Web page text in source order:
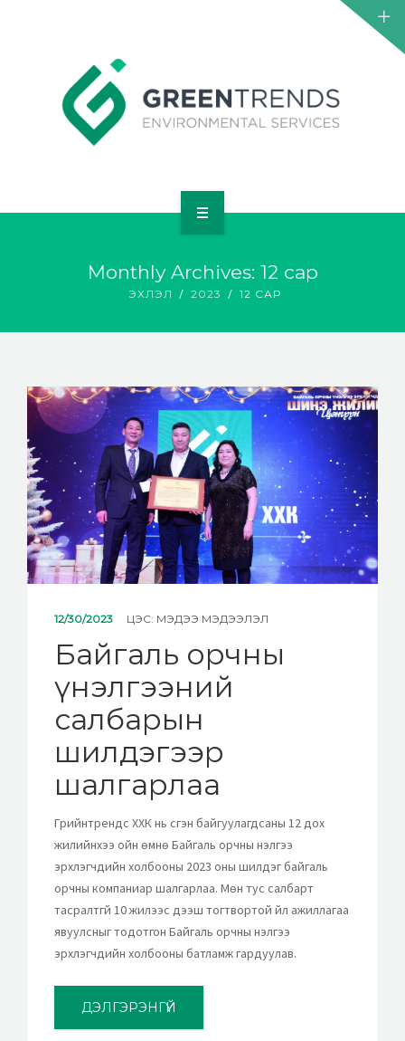
ТАНИЛЦУУЛГА
МЭДЭЭ
ХОЛБОО БАРИХ
Monthly Archives: 12 сар
ЭХЛЭЛ 2023 12 САР
12/30/2023 ЦЭС: МЭДЭЭ МЭДЭЭЛЭЛ
Байгаль орчны
үнэлгээний
салбарын
шилдэгээр
шалгарлаа
Грийнтрендс ХХК нь үүсгэн байгуулагдсаны 12 дох
жилийнхээ ойн өмнө Байгаль орчны үнэлгээ
эрхлэгчдийн холбооны 2023 оны шилдэг байгаль
орчны компаниар шалгарлаа. Мөн тус салбарт
тасралтгүй 10 жилээс дээш тогтвортой үйл ажиллагаа
явуулсныг тодотгон Байгаль орчны үнэлгээ
эрхлэгчдийн холбооны батламж гардуулав.
ДЭЛГЭРЭНГҮЙ